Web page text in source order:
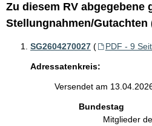
Zu diesem RV abgegebene
Stellungnahmen/Gutachten
SG2604270027 ( PDF - 9
Adressatenkreis:
Versendet am
Bundestag
Mitglieder